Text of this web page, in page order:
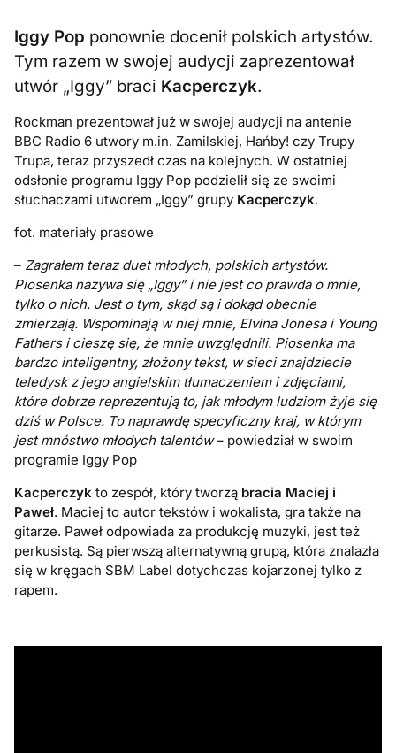
Iggy Pop ponownie docenił polskich artystów.
Tym razem w swojej audycji zaprezentował
utwór „Iggy” braci Kacperczyk.
Rockman prezentował już w swojej audycji na antenie
BBC Radio 6 utwory m.in. Zamilskiej, Hańby! czy Trupy
Trupa, teraz przyszedł czas na kolejnych. W ostatniej
odsłonie programu Iggy Pop podzielił się ze swoimi
słuchaczami utworem „Iggy” grupy Kacperczyk.
fot. materiały prasowe
– Zagrałem teraz duet młodych, polskich artystów.
Piosenka nazywa się „Iggy” i nie jest co prawda o mnie,
tylko o nich. Jest o tym, skąd są i dokąd obecnie
zmierzają. Wspominają w niej mnie, Elvina Jonesa i Young
Fathers i cieszę się, że mnie uwzględnili. Piosenka ma
bardzo inteligentny, złożony tekst, w sieci znajdziecie
teledysk z jego angielskim tłumaczeniem i zdjęciami,
które dobrze reprezentują to, jak młodym ludziom żyje się
dziś w Polsce. To naprawdę specyficzny kraj, w którym
jest mnóstwo młodych talentów– powiedział w swoim
programie Iggy Pop
Kacperczyk to zespół, który tworzą bracia Maciej i
Paweł. Maciej to autor tekstów i wokalista, gra także na
gitarze. Paweł odpowiada za produkcję muzyki, jest też
perkusistą. Są pierwszą alternatywną grupą, która znalazła
się w kręgach SBM Label dotychczas kojarzonej tylko z
rapem.